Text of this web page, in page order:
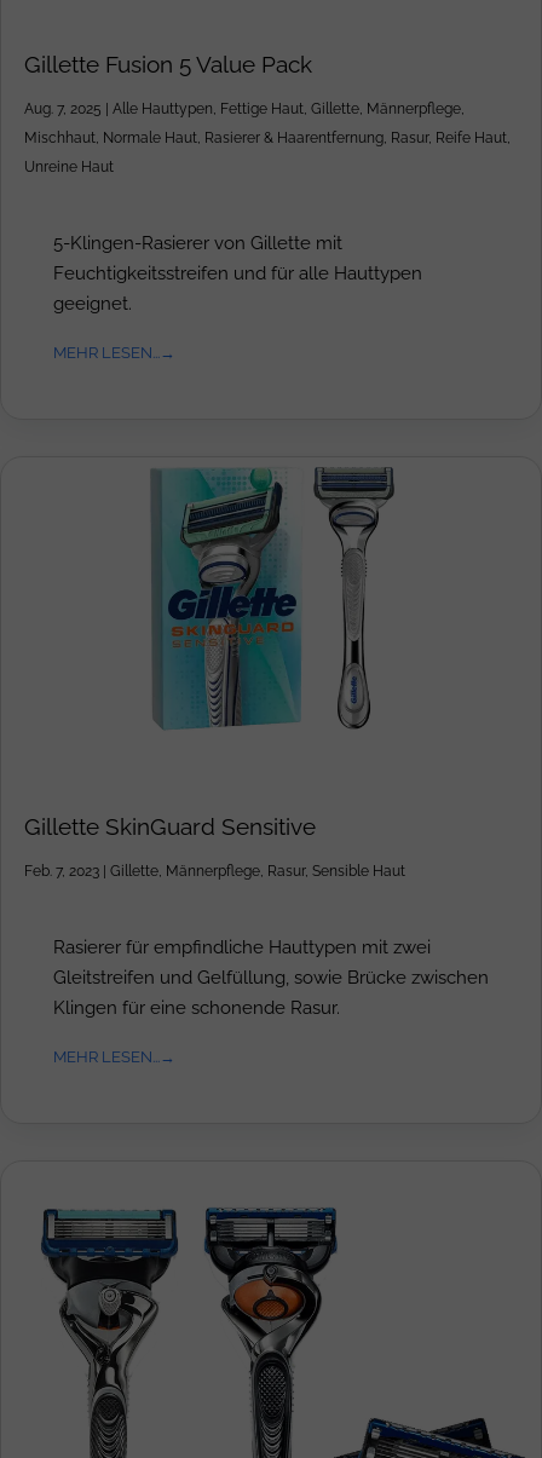
Gillette Fusion 5 Value Pack
Aug. 7, 2025 Alle Hauttypen, Fettige Haut, Gillette, Männerpflege,
Mischhaut, Normale Haut, Rasierer & Haarentfernung, Rasur, Reife Haut,
Unreine Haut
5-Klingen-Rasierer von Gillette mit
Feuchtigkeitsstreifen und für alle Hauttypen
geeignet.
MEHR LESEN...
Gillette SkinGuard Sensitive
Feb. 7, 2023 Gillette, Männerpflege, Rasur, Sensible Haut
Rasierer für empfindliche Hauttypen mit zwei
Gleitstreifen und Gelfüllung, sowie Brücke zwischen
Klingen für eine schonende Rasur.
MEHR LESEN...